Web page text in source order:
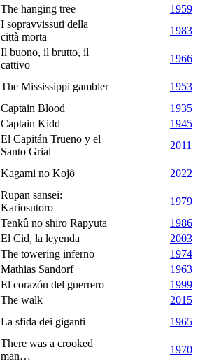
The hanging tree
1959
I sopravvissuti della
città morta
1983
Il buono, il brutto, il
cattivo
1966
The Mississippi gambler
1953
Captain Blood
1935
Captain Kidd
1945
El Capitán Trueno y el
Santo Grial
2011
Kagami no Kojô
2022
Rupan sansei:
Kariosutoro
1979
Tenkû no shiro Rapyuta
1986
El Cid, la leyenda
2003
The towering inferno
1974
Mathias Sandorf
1963
El corazón del guerrero
1999
The walk
2015
La sfida dei giganti 1965
There was a crooked
man…
1970